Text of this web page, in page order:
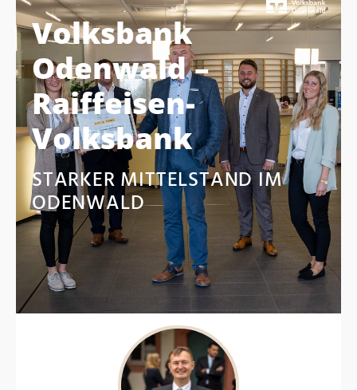
Volksbank
Odenwald –
Raiffeisen-
Volksbank
STARKER MITTELSTAND IM
ODENWALD